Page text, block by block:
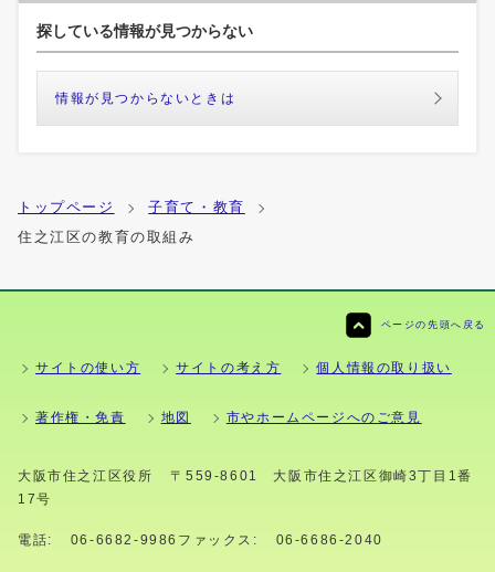
探している情報が見つからない
情報が見つからないときは
トップページ
子育て・教育
住之江区の教育の取組み
ページの先頭へ戻る
サイトの使い方 サイトの考え方 個人情報の取り扱い
著作権・免責 地図 市やホームページへのご意見
大阪市住之江区役所
〒559-8601 大阪市住之江区御崎3丁目1番
17号
電話: 06-6682-9986 ファックス: 06-6686-2040